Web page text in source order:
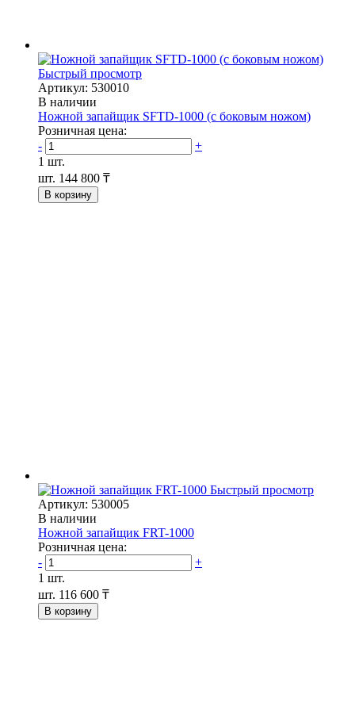
Быстрый просмотр
Артикул: 530010
В наличии
Ножной запайщик SFTD-1000 (с боковым ножом)
Розничная цена:
-
+
1 шт.
шт. 144 800 ₸
В корзину
Быстрый просмотр
Артикул: 530005
В наличии
Ножной запайщик FRT-1000
Розничная цена:
-
+
1 шт.
шт. 116 600 ₸
В корзину